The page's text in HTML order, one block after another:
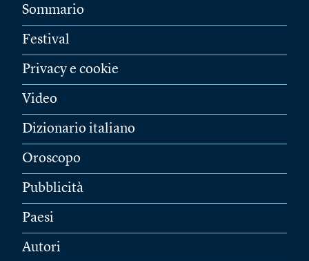
Sommario
Festival
Privacy e cookie
Video
Dizionario italiano
Oroscopo
Pubblicità
Paesi
Autori